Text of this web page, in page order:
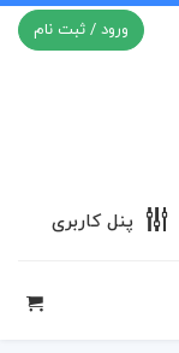
ورود / ثبت نام
پنل کاربری